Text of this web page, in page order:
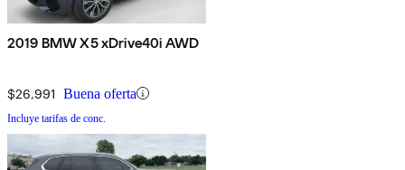
2019 BMW X5 xDrive40i AWD
$26,991 Buena oferta
Incluye tarifas de conc.